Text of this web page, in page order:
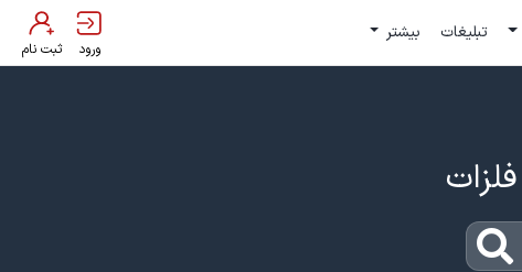
تبلیغات بیشتر
ورود ثبت نام